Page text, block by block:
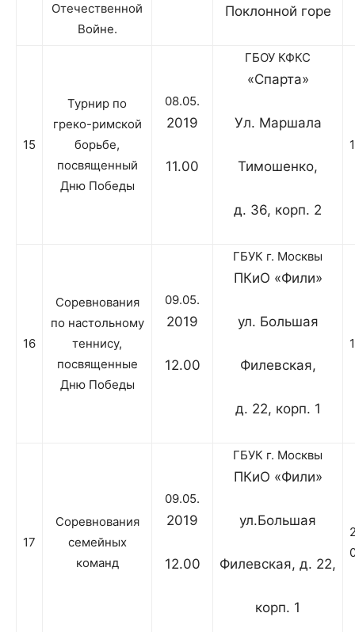
Отечественной
Войне.
Поклонной горе
15
Турнир по
греко-римской
борьбе,
посвященный
Дню Победы
08.05.
2019
11.00
ГБОУ КФКС
«Спарта»
Ул. Маршала
Тимошенко,
д. 36, корп. 2
16
Соревнования
по настольному
теннису,
посвященные
Дню Победы
09.05.
2019
12.00
ГБУК г. Москвы
ПКиО «Фили»
ул. Большая
Филевская,
д. 22, корп. 1
17
Соревнования
семейных
команд
09.05.
2019
12.00
ГБУК г. Москвы
ПКиО «Фили»
ул.Большая
Филевская, д. 22,
корп. 1